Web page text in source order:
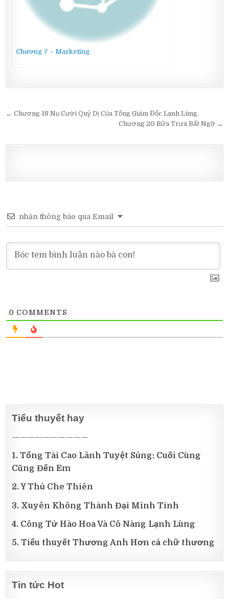
Chương 7 – Marketing
Post
← Chương 18 Nụ Cười Quỷ Dị Của Tổng Giám Đốc Lạnh Lùng
Chương 20 Bữa Trưa Bất Ngờ →
nhận thông báo qua Email
0 COMMENTS
Tiểu thuyết hay
——————————
1. Tổng Tài Cao Lãnh Tuyệt Sủng: Cuối Cùng
Cũng Đến Em
2. Y Thủ Che Thiên
3. Xuyên Không Thành Đại Minh Tinh
4. Công Tử Hào Hoa Và Cô Nàng Lạnh Lùng
5. Tiểu thuyết Thương Anh Hơn cả chữ thương
Tin tức Hot